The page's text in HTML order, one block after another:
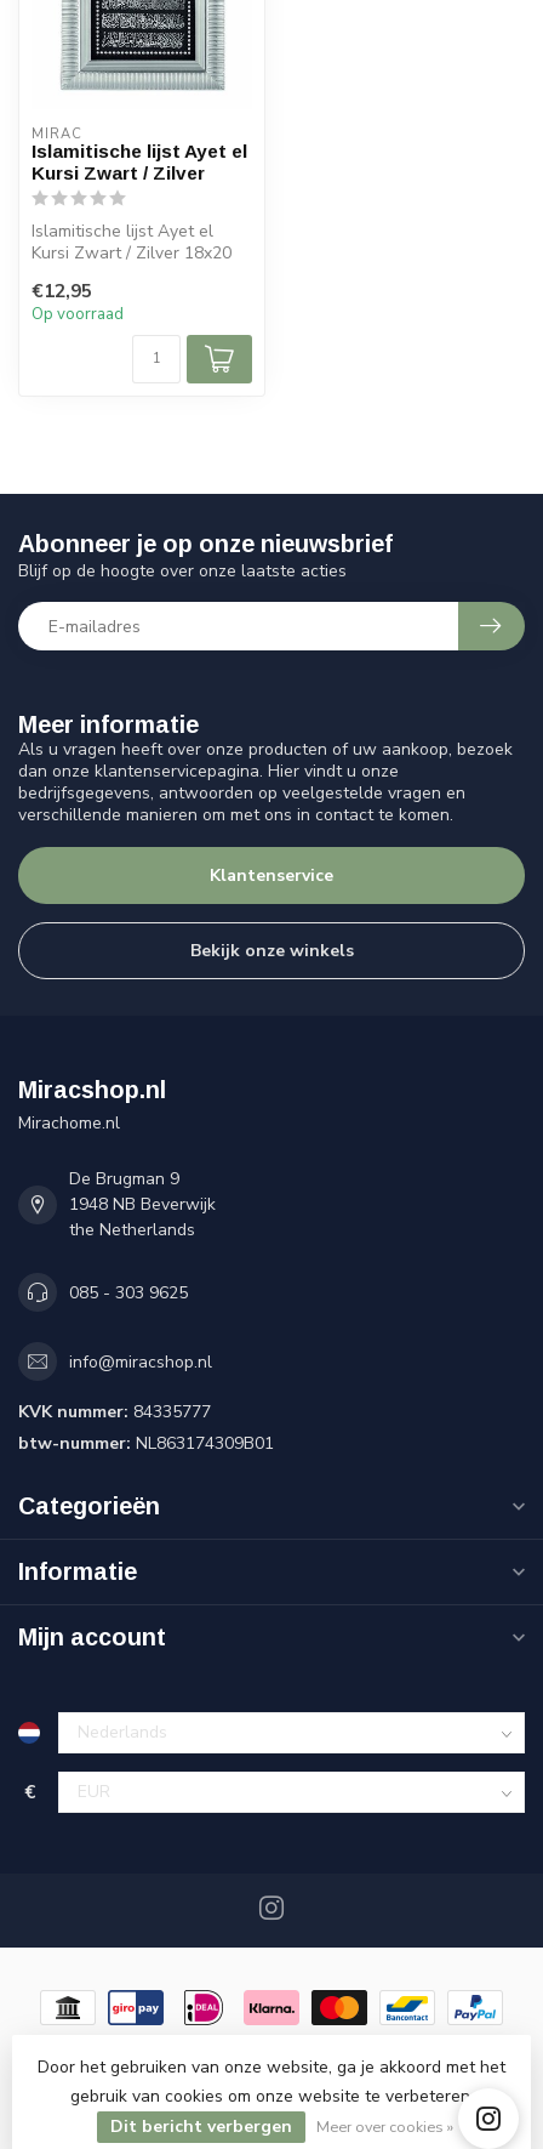
MIRAC
Islamitische lijst Ayet el
Kursi Zwart / Zilver
Islamitische lijst Ayet el
Kursi Zwart / Zilver 18x20
€12,95
Op voorraad
Meer informatie
Als u vragen heeft over onze producten of uw aankoop, bezoek
dan onze klantenservicepagina. Hier vindt u onze
bedrijfsgegevens, antwoorden op veelgestelde vragen en
verschillende manieren om met ons in contact te komen.
Klantenservice
Bekijk onze winkels
Abonneer je op onze nieuwsbrief
Blijf op de hoogte over onze laatste acties
Miracshop.nl
Mirachome.nl
De Brugman 9
1948 NB Beverwijk
the Netherlands
085 - 303 9625
info@miracshop.nl
KVK nummer: 84335777
btw-nummer: NL863174309B01
Categorieën
Informatie
Mijn account
€
© Copyright 2026 Miracshop.nl- Powered byLightspeed-
Lightspeed designby Dyvelopment
Door het gebruiken van onze website, ga je akkoord met het
gebruik van cookies om onze website te verbeteren.
Dit bericht verbergen
Meer over cookies »